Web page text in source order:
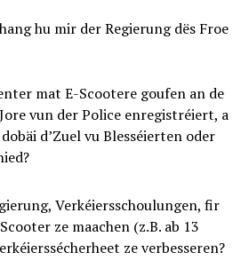
hu mir der Regierung dës Froe
mat E-Scootere goufen an de
vun der Police enregistréiert, a
d’Zuel vu Blesséierten oder
Verkéiersschoulungen, fir
ze maachen (z.B. ab 13
ze verbesseren?